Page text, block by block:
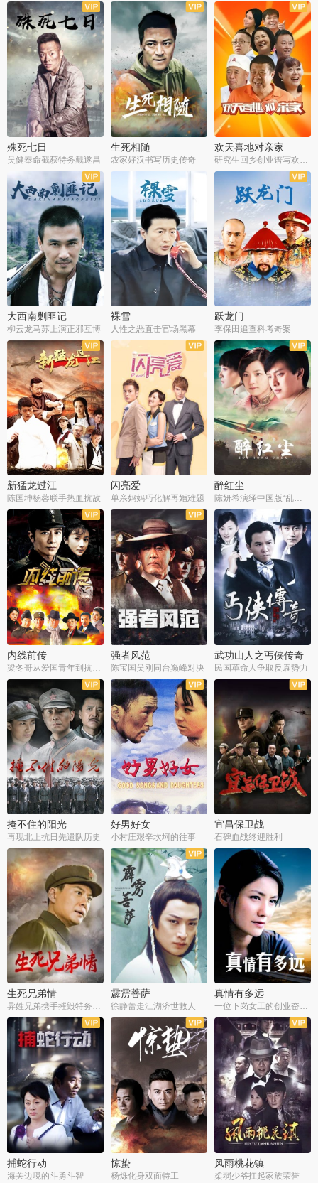
全34集
殊死七日
吴健奉命截获特务戴遂昌
全21集
生死相随
农家好汉书写历史传奇
全35集
欢天喜地对亲家
大西南剿匪记
柳云龙马苏上演正邪互博
全21集
裸雪
人性之恶直击官场黑幕
全30集
跃龙门
李保田追查科考奇案
全36集
新猛龙过江
陈国坤杨蓉联手热血抗敌
全37集
闪亮爱
单亲妈妈巧化解再婚难题
全30集
醉红尘
陈妍希演绎中国版“乱世佳人”
全30集
内线前传
全30集
强者风范
陈宝国吴刚同台巅峰对决
全30集
武功山人之丐侠传奇
民国革命人争取反袁势力
全38集
掩不住的阳光
再现北上抗日先遣队历史
全9集
好男好女
小村庄艰辛坎坷的往事
全35集
宜昌保卫战
石碑血战终迎胜利
全37集
生死兄弟情
异姓兄弟携手摧毁特务阴谋
全40集
霹雳菩萨
徐静蕾走江湖济世救人
全25集
真情有多远
一位下岗女工的创业奋斗史
全22集
捕蛇行动
海关边境的斗勇斗智
全39集
惊蛰
杨烁化身双面特工
全36集
风雨桃花镇
柔弱少爷扛起家族荣誉